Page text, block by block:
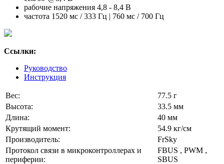
рабочие напряжения 4,8 - 8,4 В
частота 1520 мс / 333 Гц | 760 мс / 700 Гц
Ссылки:
Руководство
Инструкция
Вес:
77.5 г
Высота:
33.5 мм
Длина:
40 мм
Крутящий момент:
54.9 кг/см
Производитель:
FrSky
Протокол связи в микроконтроллерах и
периферии:
FBUS , PWM ,
SBUS